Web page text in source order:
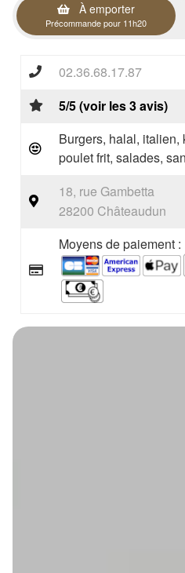
À emporter
Précommande pour 11h20
02.36.68.17.87
5/5 (voir les 3 avis)
Burgers, halal,
poulet frit, salades,
18, rue Gambetta
28200 Châteaudun
Moyens de paiement :